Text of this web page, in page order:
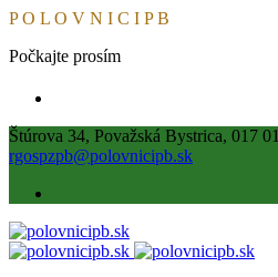
PO L O V N I C I PB
Počkajte prosím
Štúrova 34, Považská Bystrica, 017 01
rgospzpb@polovnicipb.sk